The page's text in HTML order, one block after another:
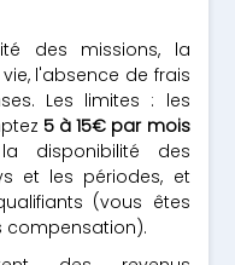
des missions, la
l'absence de frais
Les limites : les
5 à 15€ par mois
disponibilité des
et les périodes, et
(vous êtes
compensation).